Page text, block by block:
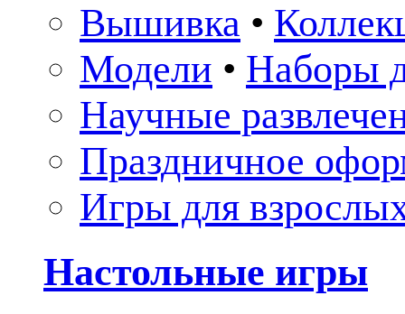
Вышивка •
Модели • Наборы
Научные
Праздничное
Игры для
Настольные игры